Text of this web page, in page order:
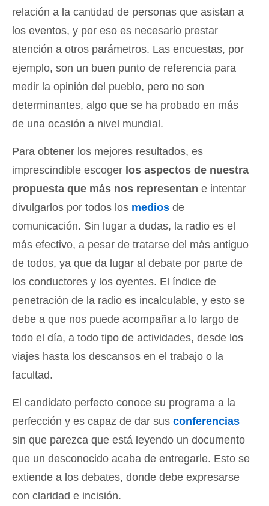
relación a la cantidad de personas que asistan a
los eventos, y por eso es necesario prestar
atención a otros parámetros. Las encuestas, por
ejemplo, son un buen punto de referencia para
medir la opinión del pueblo, pero no son
determinantes, algo que se ha probado en más
de una ocasión a nivel mundial.
Para obtener los mejores resultados, es
imprescindible escoger los aspectos de nuestra
propuesta que más nos representan e intentar
divulgarlos por todos los medios de
comunicación. Sin lugar a dudas, la radio es el
más efectivo, a pesar de tratarse del más antiguo
de todos, ya que da lugar al debate por parte de
los conductores y los oyentes. El índice de
penetración de la radio es incalculable, y esto se
debe a que nos puede acompañar a lo largo de
todo el día, a todo tipo de actividades, desde los
viajes hasta los descansos en el trabajo o la
facultad.
El candidato perfecto conoce su programa a la
perfección y es capaz de dar sus conferencias
sin que parezca que está leyendo un documento
que un desconocido acaba de entregarle. Esto se
extiende a los debates, donde debe expresarse
con claridad e incisión.